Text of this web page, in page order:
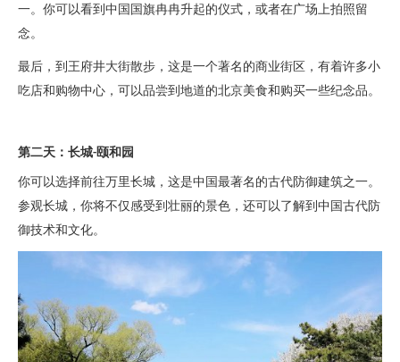
一。你可以看到中国国旗冉冉升起的仪式，或者在广场上拍照留
念。
最后，到王府井大街散步，这是一个著名的商业街区，有着许多小
吃店和购物中心，可以品尝到地道的北京美食和购买一些纪念品。
第二天：长城-颐和园
你可以选择前往万里长城，这是中国最著名的古代防御建筑之一。
参观长城，你将不仅感受到壮丽的景色，还可以了解到中国古代防
御技术和文化。